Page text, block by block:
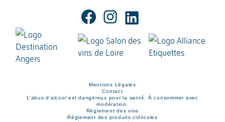
Mentions Légales
Contact
L’abus d’alcool est dangereux pour la santé. À consommer avec
modération.
Règlement des vins
Règlement des produits cidricoles